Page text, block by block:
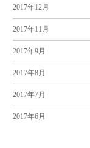
2017年12月
2017年11月
2017年9月
2017年8月
2017年7月
2017年6月